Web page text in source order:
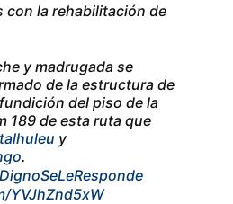
con la rehabilitación de
y madrugada se
de la estructura de
del piso de la
189 de esta ruta que
y
.
YVJhZnd5xW